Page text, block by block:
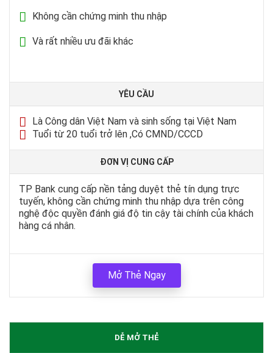
Không cần chứng minh thu nhập
Và rất nhiều ưu đãi khác
YÊU CẦU
Là Công dân Việt Nam và sinh sống tại Việt Nam
Tuổi từ 20 tuổi trở lên ,Có CMND/CCCD
ĐƠN VỊ CUNG CẤP
TP Bank cung cấp nền tảng duyệt thẻ tín dụng trực
tuyến, không cần chứng minh thu nhập dựa trên công
nghệ độc quyền đánh giá độ tin cậy tài chính của khách
hàng cá nhân.
Mở Thẻ Ngay
DỄ MỞ THẺ